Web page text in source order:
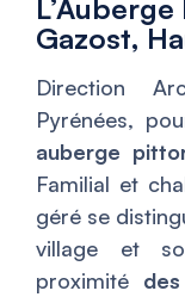
Gazost,
Direction
Pyrénées,
auberge
Familial et
géré se
village et
proximité